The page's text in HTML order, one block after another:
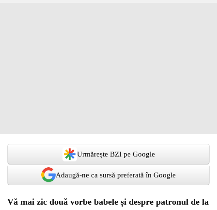
Urmărește BZI pe Google
Adaugă-ne ca sursă preferată în Google
Vă mai zic două vorbe babele și despre patronul de la